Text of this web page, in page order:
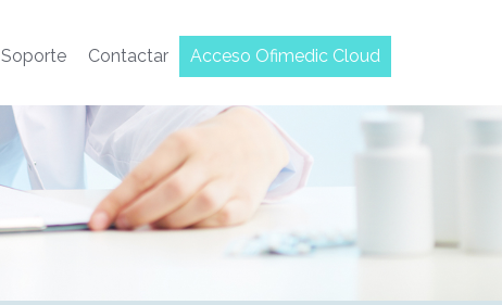
Soporte Contactar Acceso Ofimedic Cloud